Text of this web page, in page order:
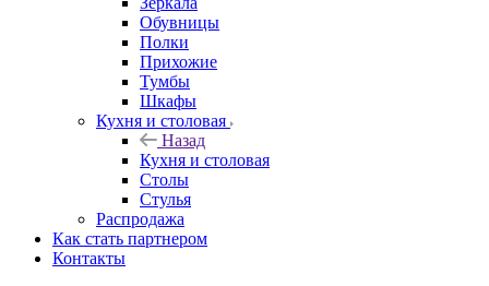
Обувницы
Полки
Прихожие
Тумбы
Шкафы
Кухня и столовая
Назад
Кухня и столовая
Столы
Стулья
Распродажа
Как стать партнером
Контакты